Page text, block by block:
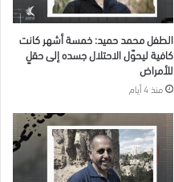
الطفل محمد حميد: خمسة أشهر كانت
كافية ليحوّل الاحتلال جسده إلى حقلٍ
للأمراض
منذ 4 أيام